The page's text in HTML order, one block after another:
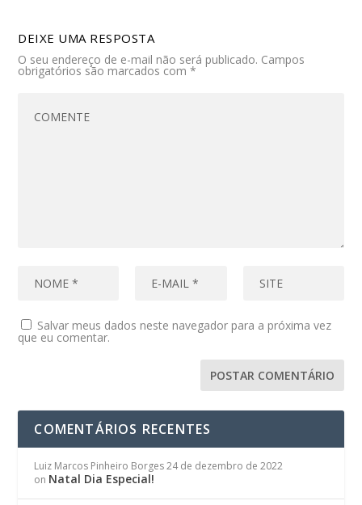
DEIXE UMA RESPOSTA
O seu endereço de e-mail não será publicado. Campos
obrigatórios são marcados com*
Salvar meus dados neste navegador para a próxima vez
que eu comentar.
COMENTÁRIOS RECENTES
Luiz Marcos Pinheiro Borges 24 de dezembro de 2022
on Natal Dia Especial!